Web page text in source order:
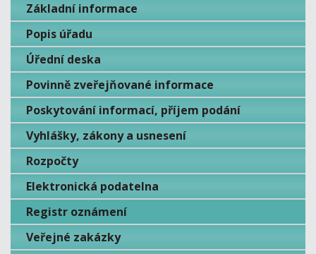
Základní informace
Popis úřadu
Úřední deska
Povinně zveřejňované informace
Poskytování informací, příjem podání
Vyhlášky, zákony a usnesení
Rozpočty
Elektronická podatelna
Registr oznámení
Veřejné zakázky